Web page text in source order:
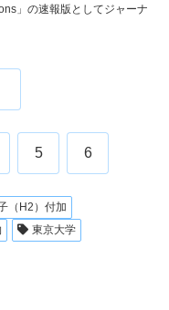
」の速報版としてジャーナ
5 6
（H2）付加
東京大学